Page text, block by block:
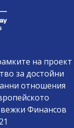
на проект
за достойни
отношения
Финансов